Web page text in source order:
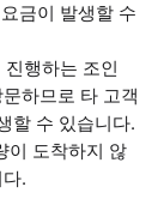
금이 발생할 수
행하는 조인
하므로 타 고객
할 수 있습니다.
이 도착하지 않
.